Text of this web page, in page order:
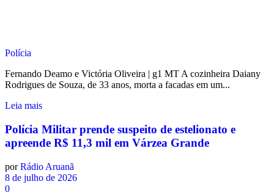
Polícia
Fernando Deamo e Victória Oliveira | g1 MT A cozinheira Daiany
Rodrigues de Souza, de 33 anos, morta a facadas em um...
Leia mais
Polícia Militar prende suspeito de estelionato e
apreende R$ 11,3 mil em Várzea Grande
por Rádio Aruanã
8 de julho de 2026
0